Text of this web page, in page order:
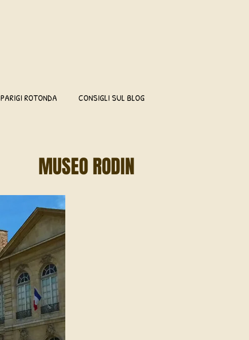
PARIGI ROTONDA CONSIGLI SUL BLOG
MUSEO RODIN